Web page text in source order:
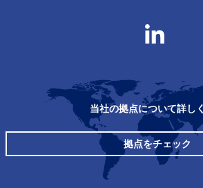
当社の拠点について詳し
拠点をチェック